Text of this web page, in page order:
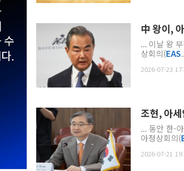
中 왕이,
... 이날 왕
상회의(EAS
2026-07-23
조현, 아
... 동안 한-
아정상회의(
2026-07-21